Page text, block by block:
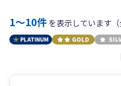
1〜10件を表示しています（